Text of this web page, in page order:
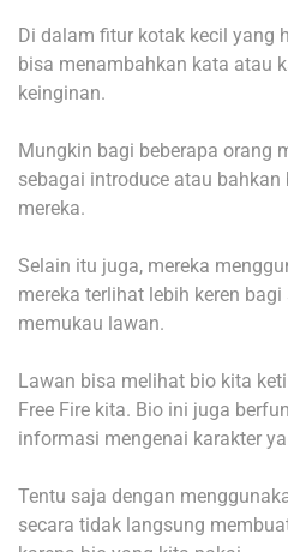
Di dalam fitur kotak kecil yang
bisa menambahkan kata atau
keinginan.
Mungkin bagi beberapa orang
sebagai introduce atau
mereka.
Selain itu juga, mereka
mereka terlihat lebih keren
memukau lawan.
Lawan bisa melihat bio kita
Free Fire kita. Bio ini juga
informasi mengenai karakter
Tentu saja dengan
secara tidak langsung